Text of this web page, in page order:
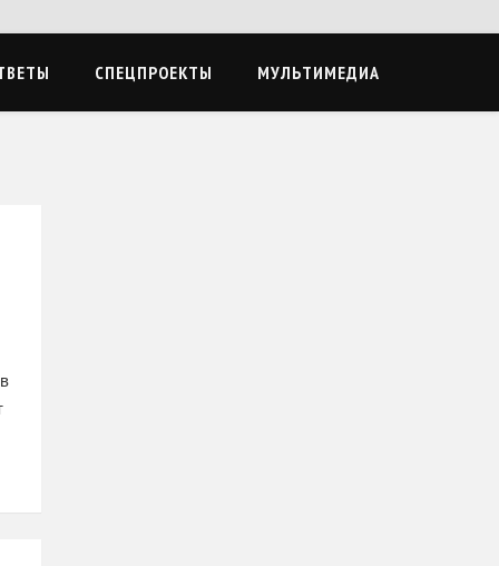
СПЕЦПРОЕКТЫ МУЛЬТИМЕДИА